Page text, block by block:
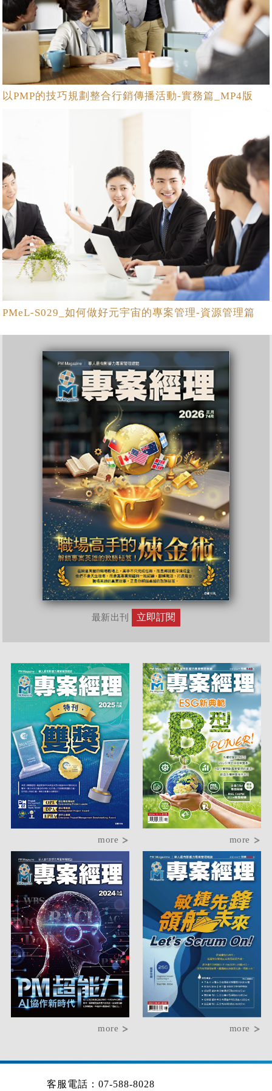
以PMP的技巧規劃整合行銷傳播活動-實務篇_MP4版
PMeL-S029_如何做好元宇宙的專案管理-資源管理篇
最新出刊 立即訂閱
more more
more more
客服電話：07-588-8028